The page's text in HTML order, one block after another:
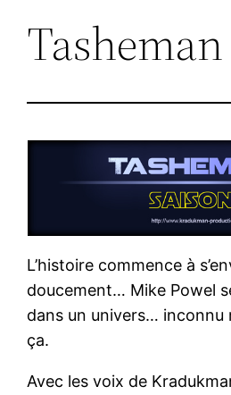
L’histoire commence à
doucement… Mike Powel
dans un univers… inconnu
ça.
Avec les voix de